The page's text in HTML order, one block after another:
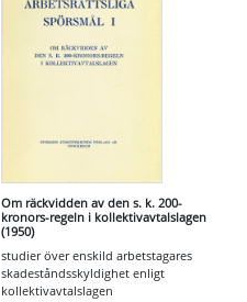
Om räckvidden av den s. k. 200-
kronors-regeln i kollektivavtalslagen
(1950)
studier över enskild arbetstagares
skadeståndsskyldighet enligt
kollektivavtalslagen